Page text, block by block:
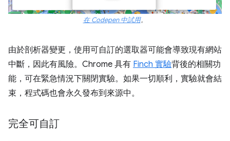
在 Codepen 中試用。
由於剖析器變更，使用可自訂的選取器可能會導致現有網站
中斷，因此有風險。Chrome 具有 Finch 實驗背後的相關功
能，可在緊急情況下關閉實驗。如果一切順利，實驗就會結
束，程式碼也會永久發布到來源中。
完全可自訂